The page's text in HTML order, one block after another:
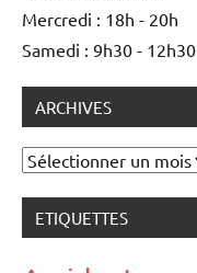
Mercredi : 18h - 20h
Samedi : 9h30 - 12h30
ARCHIVES
Archives
ETIQUETTES